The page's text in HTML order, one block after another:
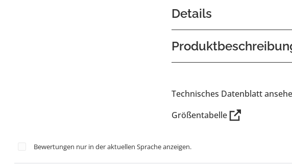
Details
Technisches Datenblatt
Größentabelle
Bewertungen nur in der aktuellen Sprache anzeigen.